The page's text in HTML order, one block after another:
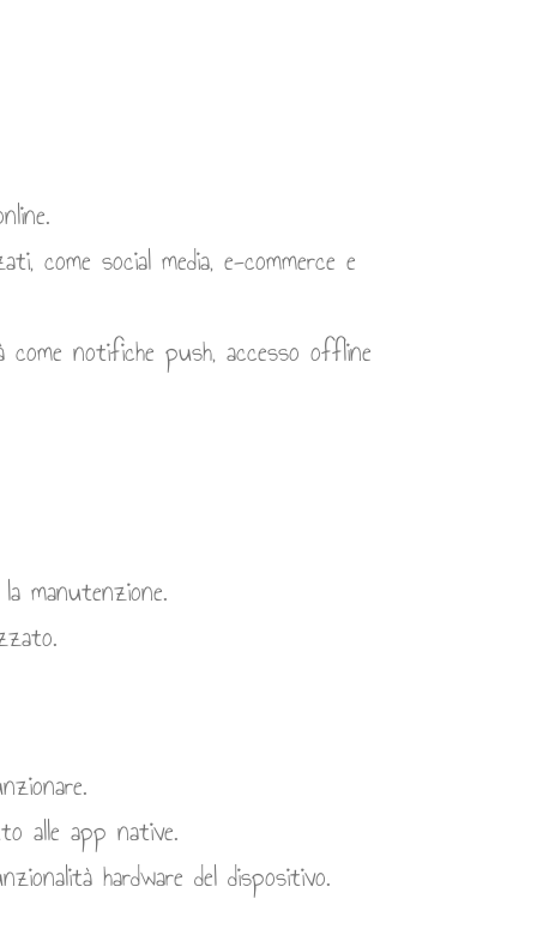
come social media, e-commerce e
come notifiche push, accesso offline
manutenzione.
alle app native.
hardware del dispositivo.